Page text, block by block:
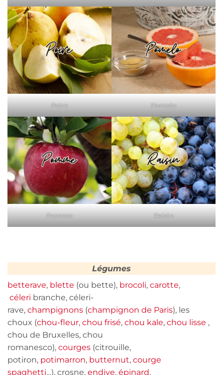
Poire Pomelo
Pomme Raisin
Légumes
betterave, blette (ou bette), brocoli, carotte,
céleri branche, céleri-
rave, champignons (champignon de Paris), les
choux (chou-fleur, chou frisé, chou kale, chou lisse ,
chou de Bruxelles, chou
romanesco), courges (citrouille,
potiron, potimarron, butternut, courge
spaghetti…), crosne, endive, épinard,